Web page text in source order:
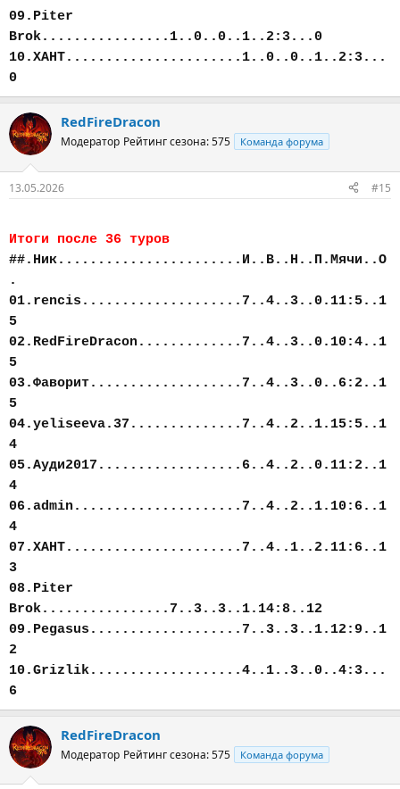
09.Piter
Brok................1..0..0..1..2:3...0
10.ХАНТ......................1..0..0..1..2:3...
0
RedFireDracon
Модератор Рейтинг сезона: 575 Команда форума
13.05.2026 #15
Итоги после 36 туров
##.Ник.......................И..В..Н..П.Мячи..О
.
01.rencis....................7..4..3..0.11:5..1
5
02.RedFireDracon.............7..4..3..0.10:4..1
5
03.Фаворит...................7..4..3..0..6:2..1
5
04.yeliseeva.37..............7..4..2..1.15:5..1
4
05.Ауди2017..................6..4..2..0.11:2..1
4
06.admin.....................7..4..2..1.10:6..1
4
07.ХАНТ......................7..4..1..2.11:6..1
3
08.Piter
Brok................7..3..3..1.14:8..12
09.Pegasus...................7..3..3..1.12:9..1
2
10.Grizlik...................4..1..3..0..4:3...
6
RedFireDracon
Модератор Рейтинг сезона: 575 Команда форума